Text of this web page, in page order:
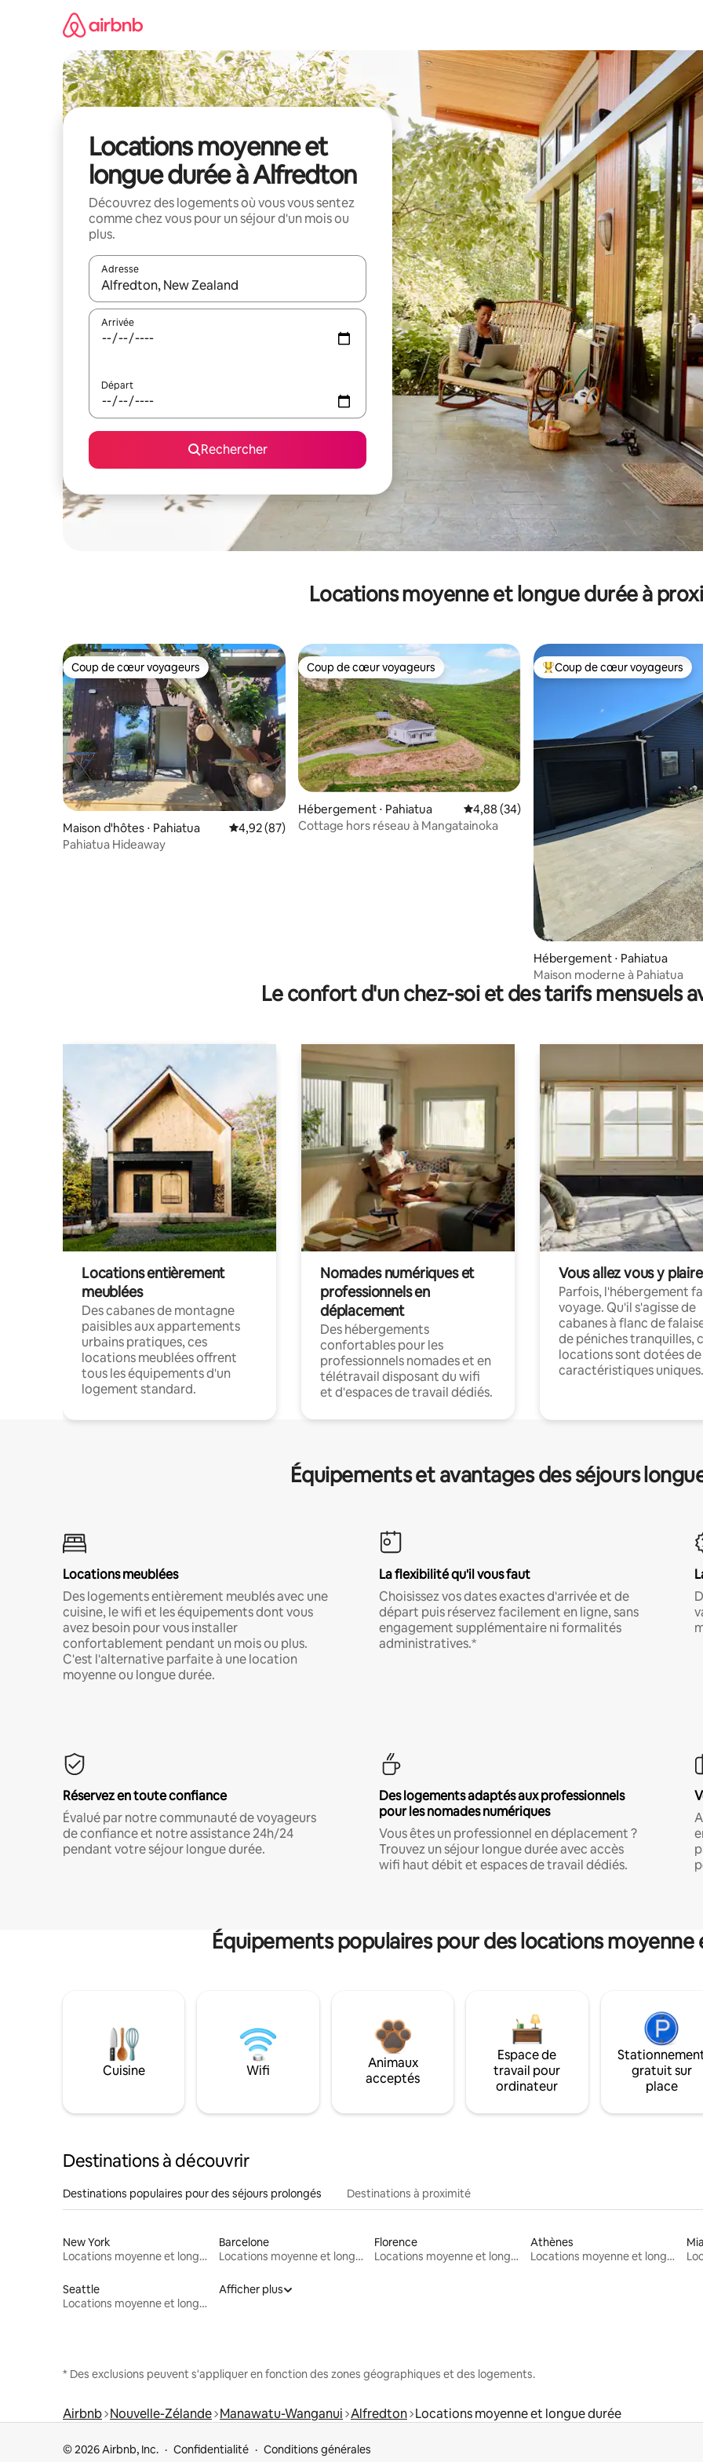
Locations moyenne et
longue durée à Alfredton
Découvrez des logements où vous vous sentez
comme chez vous pour un séjour d'un mois ou
plus.
Adresse
Lorsque les résultats s'affichent, utilisez les flèches vers le haut et vers le bas pour les parcourir ou en appuyant et en
Arrivée
Départ
Rechercher
Locations moyenne et longue durée à
Coup de cœur voyageurs
Coup de cœur voyageurs
Maison d'hôtes ⋅ Pahiatua Évaluation moyenne sur la base de 87 commentaires : 4,92 sur 5
4,92 (87)
Pahiatua Hideaway
Coup de cœur voyageurs
Coup de cœur voyageurs
Hébergement ⋅ Pahiatua Évaluation moyenne sur la base de 34
4,88 (34)
Cottage hors réseau à Mangatainoka
Coups de cœur voyageurs les
Coup de cœur voyageurs
Hébergement ⋅ Pahiatua
Maison moderne à Pahiatua
Le confort d'un chez-soi et des tarifs mensuels
Locations entièrement
meublées
Des cabanes de montagne
paisibles aux appartements
urbains pratiques, ces
locations meublées offrent
tous les équipements d'un
logement standard.
Nomades numériques et
professionnels en
déplacement
Des hébergements
confortables pour les
professionnels nomades et en
télétravail disposant du wifi
et d'espaces de travail dédiés.
Vous allez vous y plaire
Parfois, l'hébergement
voyage. Qu'il s'agisse de
cabanes à flanc de
de péniches tranquilles,
locations sont dotées de
caractéristiques uniques.
Équipements et avantages des séjours
Locations meublées
Des logements entièrement meublés avec une
cuisine, le wifi et les équipements dont vous
avez besoin pour vous installer
confortablement pendant un mois ou plus.
C'est l'alternative parfaite à une location
moyenne ou longue durée.
La flexibilité qu'il vous faut
Choisissez vos dates exactes d'arrivée et de
départ puis réservez facilement en ligne, sans
engagement supplémentaire ni formalités
administratives.*
Réservez en toute confiance
Évalué par notre communauté de voyageurs
de confiance et notre assistance 24h/24
pendant votre séjour longue durée.
Des logements adaptés aux professionnels
pour les nomades numériques
Vous êtes un professionnel en déplacement ?
Trouvez un séjour longue durée avec accès
wifi haut débit et espaces de travail dédiés.
Équipements populaires pour des locations
Cuisine Wifi
Animaux
acceptés
Espace de
travail pour
ordinateur
gratuit sur
place
Destinations à découvrir
Destinations populaires pour des séjours prolongés Destinations à proximité
New York
Locations moyenne et longue durée
Barcelone
Locations moyenne et longue durée
Florence
Locations moyenne et longue durée
Athènes
Locations moyenne et longue durée
Seattle
Locations moyenne et longue durée
Afficher plus
* Des exclusions peuvent s'appliquer en fonction des zones géographiques et des logements.
Airbnb Nouvelle-Zélande Manawatu-Wanganui Alfredton Locations moyenne et longue durée
© 2026 Airbnb, Inc. Confidentialité Conditions générales